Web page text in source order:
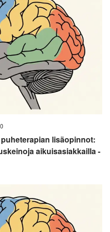
lisäopinnot:
aikuisasiakkailla -